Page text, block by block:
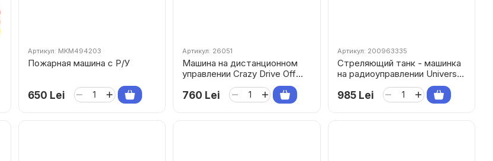
Артикул: MKM494203
Пожарная машина с Р/У
650 Lei
Артикул: 26051
Машина на дистанционном
управлении Crazy Drive Off
760 Lei
Артикул: 200963335
Стреляющий танк - машинка
на радиоуправлении Universe
985 Lei